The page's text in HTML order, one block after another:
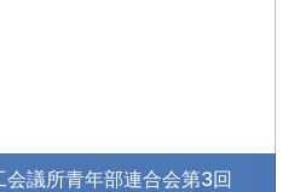
議所青年部連合会第3回